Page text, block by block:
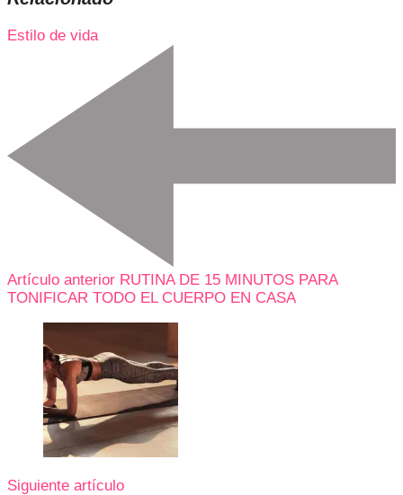
Estilo de vida
Artículo anterior RUTINA DE 15 MINUTOS PARA
TONIFICAR TODO EL CUERPO EN CASA
Siguiente artículo